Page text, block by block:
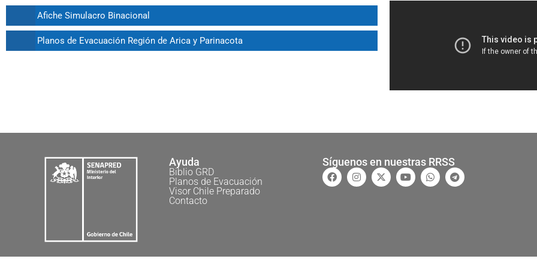
Afiche Simulacro Binacional
Planos de Evacuación Región de Arica y Parinacota
Ayuda
Biblio GRD
Planos de Evacuación
Visor Chile Preparado
Contacto
Síguenos en nuestras RRSS